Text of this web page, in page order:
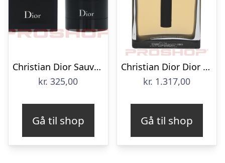
Christian Dior Sauvage Deo Stick
kr. 325,00
Gå til shop
Christian Dior Dior Homme Intense – 150 ml
kr. 1.317,00
Gå til shop